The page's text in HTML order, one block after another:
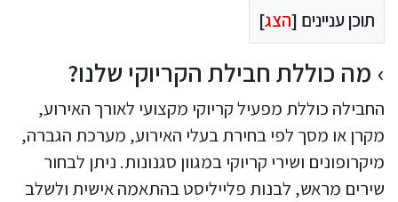
תוכן עניינים [הצג]
מה כוללת חבילת הקריוקי שלנו?
החבילה כוללת מפעיל קריוקי מקצועי לאורך האירוע,
מקרן או מסך לפי בחירת בעלי האירוע, מערכת הגברה,
מיקרופונים ושירי קריוקי במגוון סגנונות. ניתן לבחור
שירים מראש, לבנות פלייליסט בהתאמה אישית ולשלב